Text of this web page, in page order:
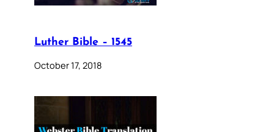
Luther Bible – 1545
October 17, 2018